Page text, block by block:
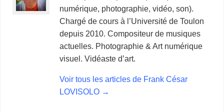
numérique, photographie, vidéo, son).
Chargé de cours à l’Université de Toulon
depuis 2010. Compositeur de musiques
actuelles. Photographie & Art numérique
visuel. Vidéaste d’art.
Voir tous les articles de Frank César
LOVISOLO →